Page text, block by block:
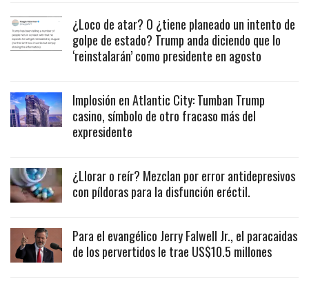
¿Loco de atar? O ¿tiene planeado un intento de
golpe de estado? Trump anda diciendo que lo
‘reinstalarán’ como presidente en agosto
Implosión en Atlantic City: Tumban Trump
casino, símbolo de otro fracaso más del
expresidente
¿Llorar o reír? Mezclan por error antidepresivos
con píldoras para la disfunción eréctil.
Para el evangélico Jerry Falwell Jr., el paracaidas
de los pervertidos le trae US$10.5 millones